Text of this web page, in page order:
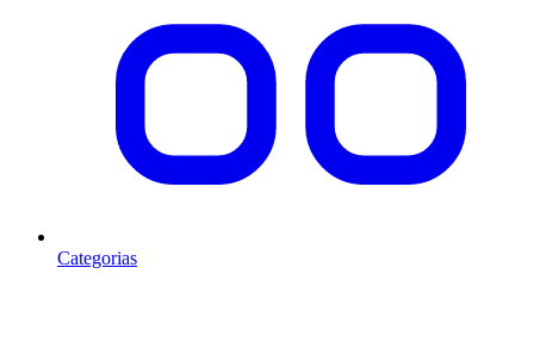
Categorias